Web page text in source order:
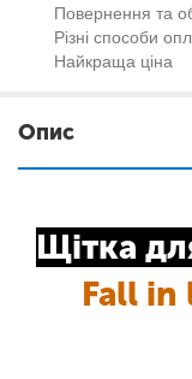
Повернення та
Різні способи
Найкраща ціна
Опис
Щітка
Fall